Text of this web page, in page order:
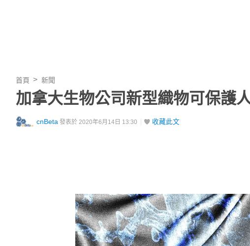
首頁 新聞
加拿大生物公司新型織物可保護
cnBeta 發表於 2020年6月14日 13:30 收藏此文